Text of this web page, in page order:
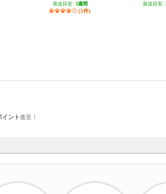
発送目安: 3週間
(5件)
発送目安:
イント進呈！